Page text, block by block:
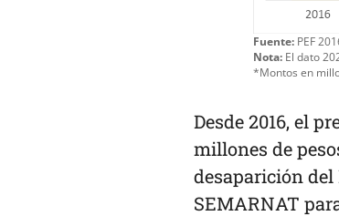
Fuente: PEF
Nota: El dato
*Montos en
Desde 2016, el
millones de
desaparición del
SEMARNAT